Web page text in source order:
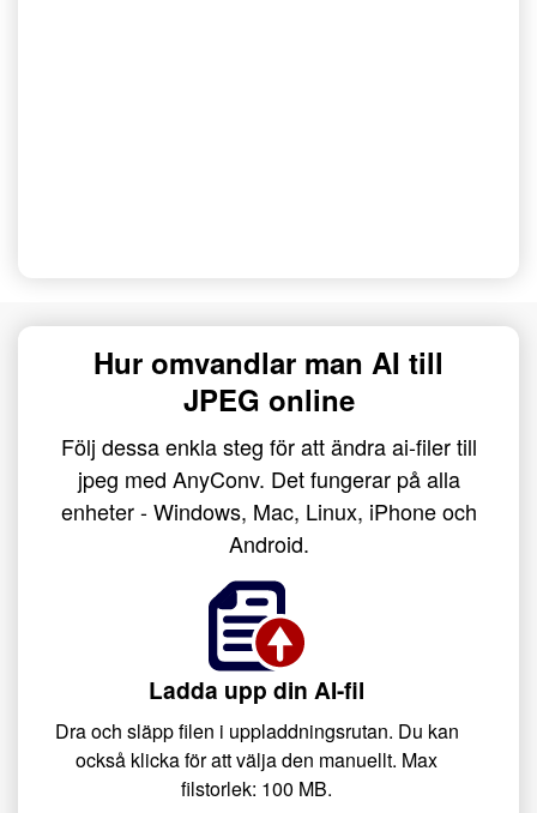
Hur omvandlar man AI till
JPEG online
Följ dessa enkla steg för att ändra ai-filer till
jpeg med AnyConv. Det fungerar på alla
enheter - Windows, Mac, Linux, iPhone och
Android.
Ladda upp din AI-fil
Dra och släpp filen i uppladdningsrutan. Du kan
också klicka för att välja den manuellt. Max
filstorlek: 100 MB.